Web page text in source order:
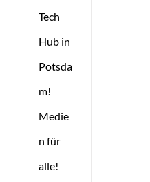
Tech
Hub in
Potsda
m!
Medie
n für
alle!